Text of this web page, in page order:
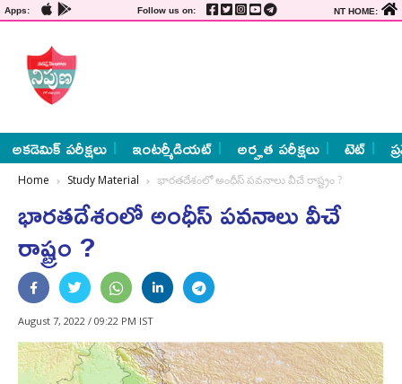
Apps: Follow us on: NT HOME:
అకడెమిక్ పరీక్షలు ఇంటర్మీడియట్ అర్హత పరీక్షలు టెట్
Home Study Material భారతదేశంలో అంధీస్ పవనాలు వీచే రాష్ట్రం ?
భారతదేశంలో అంధీస్ పవనాలు వీచే
రాష్ట్రం ?
August 7, 2022 / 09:22 PM IST